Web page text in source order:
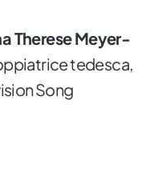
Therese Meyer-
tedesca,
Song